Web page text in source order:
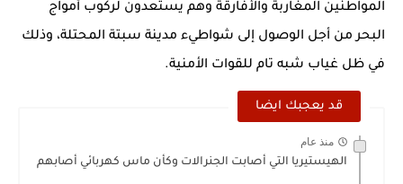
المواطنين المغاربة والأفارقة وهم يستعدون لركوب أمواج
البحر من أجل الوصول إلى شواطيء مدينة سبتة المحتلة، وذلك
في ظل غياب شبه تام للقوات الأمنية.
قد يعجبك ايضا
منذ عام
الهيستيريا التي أصابت الجنرالات وكأن ماس كهربائي أصابهم